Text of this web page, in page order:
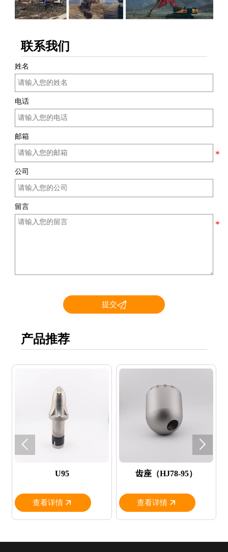
联系我们
姓名
电话
邮箱
公司
留言
提交
产品推荐
U95
查看详情
齿座（HJ78-95）
查看详情
 